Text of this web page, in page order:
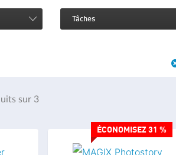
Tâches
sur 3
ÉCONOMISEZ 31 %